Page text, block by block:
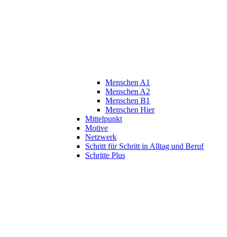
Menschen A1
Menschen A2
Menschen B1
Menschen Hier
Mittelpunkt
Motive
Netzwerk
Schritt für Schritt in Alltag und Beruf
Schritte Plus